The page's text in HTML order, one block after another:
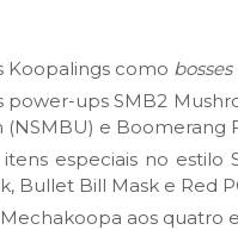
Koopalings como bosses
power-ups SMB2
(NSMBU) e Boomerang
especiais no estilo
Bullet Bill Mask e Red
aos quatro